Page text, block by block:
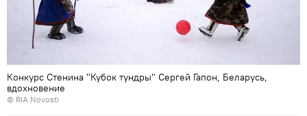
Конкурс Стенина "Кубок тундры" Сергей Гапон, Беларусь,
вдохновение
© RIA Novosti